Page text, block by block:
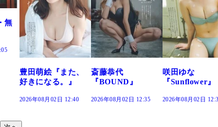
斎藤恭代
『BOUND』
2026年08月02日 12:35
咲田ゆな
『Sunflower』
2026年08月02日 12:30
藤水咲桜『花
だまり』
2026年08月02日